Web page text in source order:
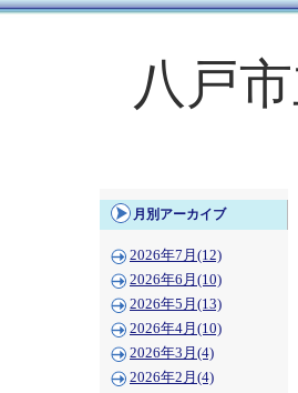
八戸
月別アーカイブ
2026年7月(12)
2026年6月(10)
2026年5月(13)
2026年4月(10)
2026年3月(4)
2026年2月(4)